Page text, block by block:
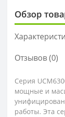
Обзор
Отзывов (0)
Серия
мощные и
работы. Эта